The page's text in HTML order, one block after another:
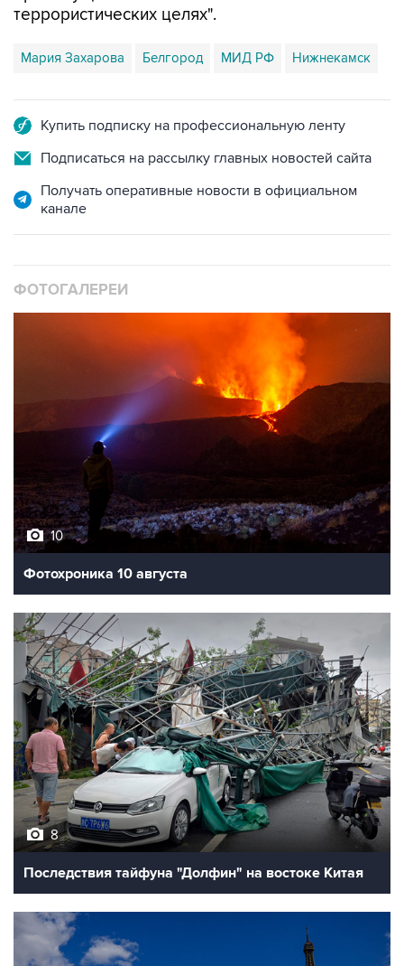
террористических целях".
Мария Захарова Белгород МИД РФ Нижнекамск
Купить подписку на профессиональную ленту
Подписаться на рассылку главных новостей сайта
Получать оперативные новости в официальном
канале
ФОТОГАЛЕРЕИ
10
Фотохроника 10 августа
8
Последствия тайфуна "Долфин" на востоке Китая